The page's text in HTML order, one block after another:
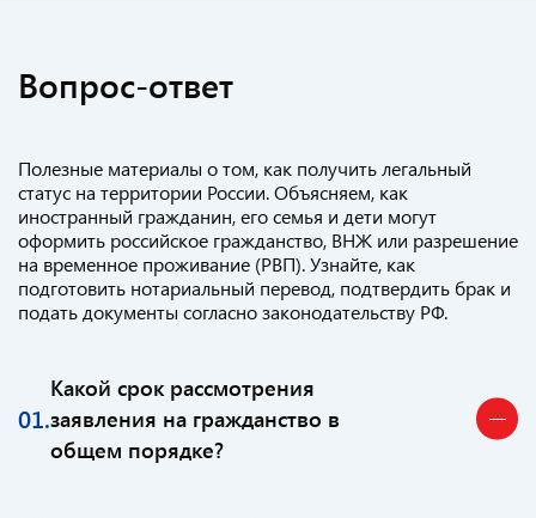
Вопрос-ответ
Полезные материалы о том, как получить легальный
статус на территории России. Объясняем, как
иностранный гражданин, его семья и дети могут
оформить российское гражданство, ВНЖ или разрешение
на временное проживание (РВП). Узнайте, как
подготовить нотариальный перевод, подтвердить брак и
подать документы согласно законодательству РФ.
01.
Какой срок рассмотрения
заявления на гражданство в
общем порядке?